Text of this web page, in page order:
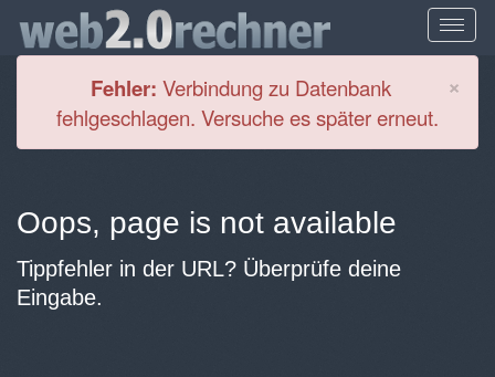
×
Fehler: Verbindung zu Datenbank
fehlgeschlagen. Versuche es später erneut.
Oops, page is not available
Tippfehler in der URL? Überprüfe deine
Eingabe.